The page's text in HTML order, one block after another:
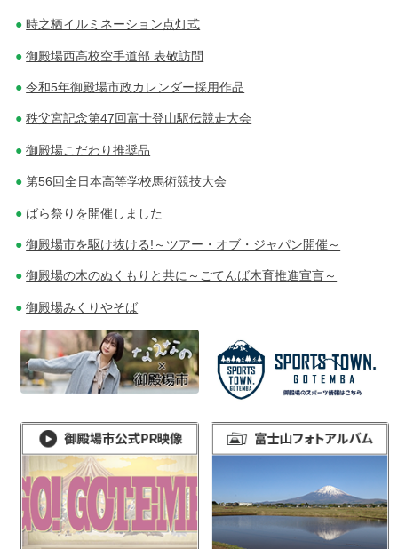
時之栖イルミネーション点灯式
御殿場西高校空手道部 表敬訪問
令和5年御殿場市政カレンダー採用作品
秩父宮記念第47回富士登山駅伝競走大会
御殿場こだわり推奨品
第56回全日本高等学校馬術競技大会
ばら祭りを開催しました
御殿場市を駆け抜ける!～ツアー・オブ・ジャパン開催～
御殿場の木のぬくもりと共に～ごてんば木育推進宣言～
御殿場みくりやそば